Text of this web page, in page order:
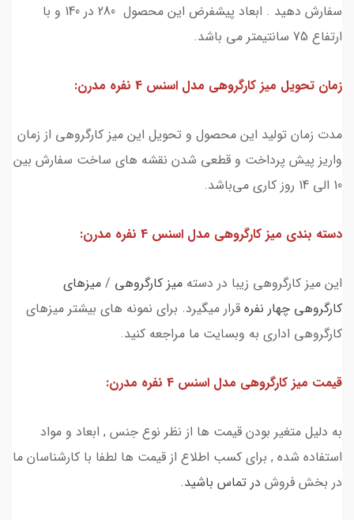
سفارش دهید . ابعاد پیشفرض این محصول 280 در 140 و با
ارتفاع 75 سانتیمتر می باشد.
زمان تحویل ميز كارگروهي مدل اسنس 4 نفره مدرن:
مدت زمان تولید این محصول و تحویل این میز کارگروهی از زمان
واریز پیش پرداخت و قطعی شدن نقشه های ساخت سفارش بین
10 الی 14 روز کاری می‌باشد.
دسته بندی ميز كارگروهي مدل اسنس 4 نفره مدرن:
این میز کارگروهی زیبا در دسته میز کارگروهی / میزهای
کارگروهی چهار نفره قرار میگیرد. برای نمونه های بیشتر میزهای
کارگروهی اداری به وبسایت ما مراجعه کنید.
قیمت ميز كارگروهي مدل اسنس 4 نفره مدرن:
به دلیل متغیر بودن قیمت ها از نظر نوع جنس , ابعاد و مواد
استفاده شده , برای کسب اطلاع از قیمت ها لطفا با کارشناسان ما
در بخش فروش در تماس باشید.